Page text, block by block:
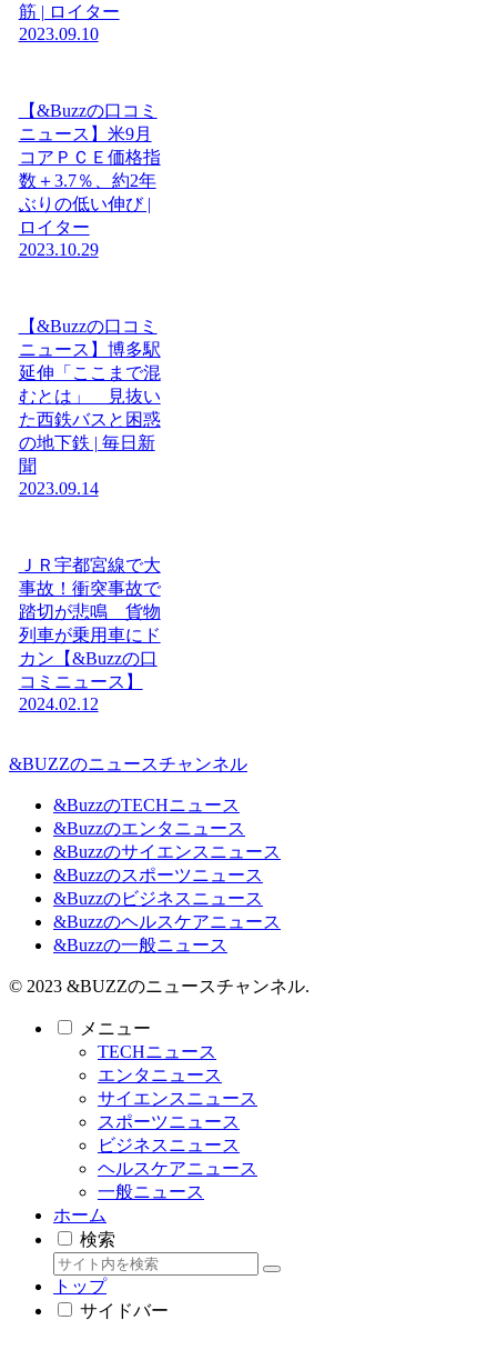
筋 | ロイター
2023.09.10
【&Buzzの口コミ
ニュース】米9月
コアＰＣＥ価格指
数＋3.7％、約2年
ぶりの低い伸び |
ロイター
2023.10.29
【&Buzzの口コミ
ニュース】博多駅
延伸「ここまで混
むとは」 見抜い
た西鉄バスと困惑
の地下鉄 | 毎日新
聞
2023.09.14
ＪＲ宇都宮線で大
事故！衝突事故で
踏切が悲鳴 貨物
列車が乗用車にド
カン【&Buzzの口
コミニュース】
2024.02.12
&BUZZのニュースチャンネル
&BuzzのTECHニュース
&Buzzのエンタニュース
&Buzzのサイエンスニュース
&Buzzのスポーツニュース
&Buzzのビジネスニュース
&Buzzのヘルスケアニュース
&Buzzの一般ニュース
© 2023 &BUZZのニュースチャンネル.
メニュー
TECHニュース
エンタニュース
サイエンスニュース
スポーツニュース
ビジネスニュース
ヘルスケアニュース
一般ニュース
ホーム
検索
トップ
サイドバー